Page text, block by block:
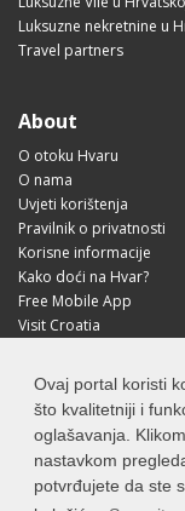
Ovaj portal koristi
što kvalitetniji i
oglašavanja.
nastavkom
potvrđujete da ste
Luksuzne nekretnine u
Travel partners
About
O otoku Hvaru
O nama
Uvjeti korištenja
Pravilnik o privatnosti
Korisne informacije
Kako doći na Hvar?
Free Mobile App
Visit Croatia